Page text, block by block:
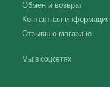
Обмен и возврат
Контактная информация
Отзывы о магазине
Мы в соцсетях